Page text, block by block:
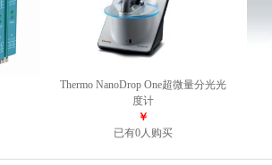
Thermo NanoDrop One超微量分光光
度计
￥
已有0人购买